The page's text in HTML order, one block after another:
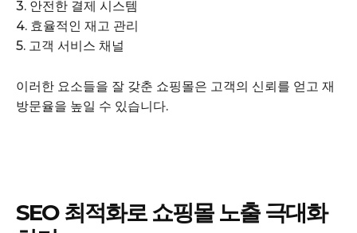
3. 안전한 결제 시스템
4. 효율적인 재고 관리
5. 고객 서비스 채널
이러한 요소들을 잘 갖춘 쇼핑몰은 고객의 신뢰를 얻고 재
방문율을 높일 수 있습니다.
SEO 최적화로 쇼핑몰 노출 극대화